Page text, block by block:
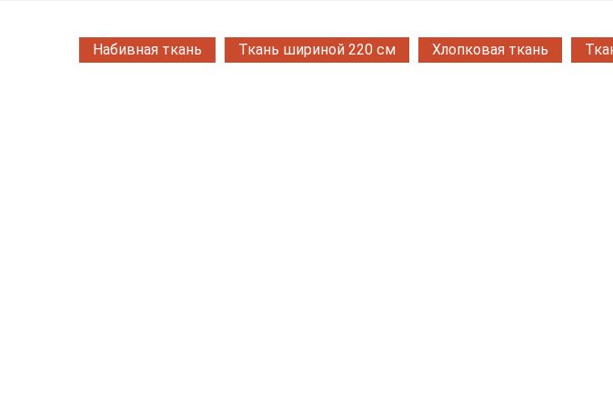
Набивная ткань Ткань шириной 220 см Хлопковая ткань